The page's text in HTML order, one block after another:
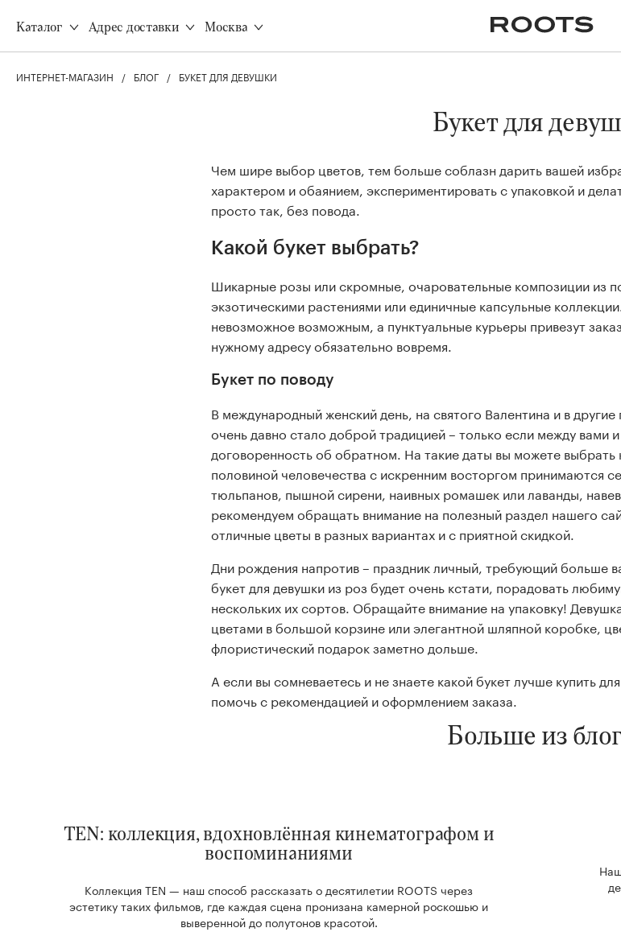
Каталог Адрес доставки Москва
Оплата
Программа лояльности
Корпоративным клиентам
Все товары
Неприхотливые растения
Для дома
Все товары
Ароматные свечи
Наборы свечей
Вазы для цветов
ИНТЕРНЕТ-МАГАЗИН БЛОГ БУКЕТ ДЛЯ ДЕВУШКИ
Букет для
Чем шире выбор цветов, тем больше соблазн дарить вашей
характером и обаянием, экспериментировать с упаковкой и
просто так, без повода.
Какой букет выбрать?
Шикарные розы или скромные, очаровательные композиции из
экзотическими растениями или единичные капсульные
невозможное возможным, а пунктуальные курьеры привезут
нужному адресу обязательно вовремя.
Букет по поводу
В международный женский день, на святого Валентина и в
очень давно стало доброй традицией – только если между вами
договоренность об обратном. На такие даты вы можете
половиной человечества с искренним восторгом принимаются
тюльпанов, пышной сирени, наивных ромашек или лаванды,
рекомендуем обращать внимание на полезный раздел нашего
отличные цветы в разных вариантах и с приятной скидкой.
Дни рождения напротив – праздник личный, требующий больше
букет для девушки из роз будет очень кстати, порадовать
нескольких их сортов. Обращайте внимание на упаковку!
цветами в большой корзине или элегантной шляпной коробке,
флористический подарок заметно дольше.
А если вы сомневаетесь и не знаете какой букет лучше купить
помочь с рекомендацией и оформлением заказа.
Больше из
TEN: коллекция, вдохновлённая кинематографом и
воспоминаниями
Коллекция TEN — наш способ рассказать о десятилетии ROOTS через
эстетику таких фильмов, где каждая сцена пронизана камерной роскошью и
выверенной до полутонов красотой.